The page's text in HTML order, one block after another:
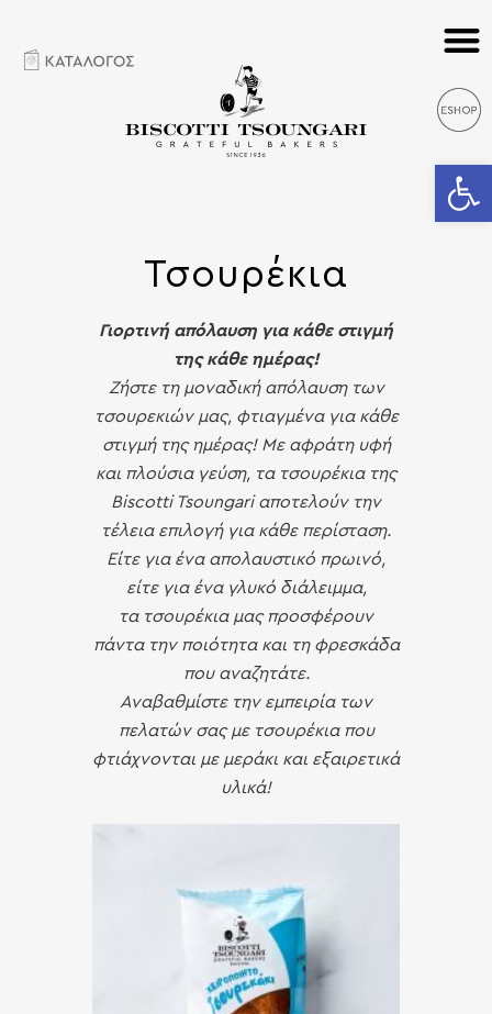
Τσουρέκια
Γιορτινή απόλαυση για κάθε στιγμή
της κάθε ημέρας!
Ζήστε τη μοναδική απόλαυση των
τσουρεκιών μας, φτιαγμένα για κάθε
στιγμή της ημέρας! Με αφράτη υφή
και πλούσια γεύση, τα τσουρέκια της
Biscotti Tsoungari αποτελούν την
τέλεια επιλογή για κάθε περίσταση.
Είτε για ένα απολαυστικό πρωινό,
είτε για ένα γλυκό διάλειμμα,
τα τσουρέκια μας προσφέρουν
πάντα την ποιότητα και τη φρεσκάδα
που αναζητάτε.
Αναβαθμίστε την εμπειρία των
πελατών σας με τσουρέκια που
φτιάχνονται με μεράκι και εξαιρετικά
υλικά!